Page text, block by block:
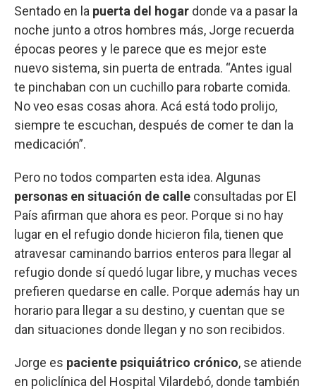
Sentado en la puerta del hogar donde va a pasar la
noche junto a otros hombres más, Jorge recuerda
épocas peores y le parece que es mejor este
nuevo sistema, sin puerta de entrada. “Antes igual
te pinchaban con un cuchillo para robarte comida.
No veo esas cosas ahora. Acá está todo prolijo,
siempre te escuchan, después de comer te dan la
medicación”.
Pero no todos comparten esta idea. Algunas
personas en situación de calle consultadas por El
País afirman que ahora es peor. Porque si no hay
lugar en el refugio donde hicieron fila, tienen que
atravesar caminando barrios enteros para llegar al
refugio donde sí quedó lugar libre, y muchas veces
prefieren quedarse en calle. Porque además hay un
horario para llegar a su destino, y cuentan que se
dan situaciones donde llegan y no son recibidos.
Jorge es paciente psiquiátrico crónico, se atiende
en policlínica del Hospital Vilardebó, donde también